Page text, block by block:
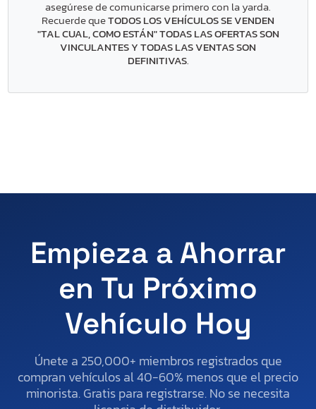
asegúrese de comunicarse primero con la yarda.
Recuerde queTODOS LOS VEHÍCULOS SE VENDEN
"TAL CUAL, COMO ESTÁN" TODAS LAS OFERTAS SON
VINCULANTES Y TODAS LAS VENTAS SON
DEFINITIVAS.
Empieza a Ahorrar
en Tu Próximo
Vehículo Hoy
Únete a 250,000+ miembros registrados que
compran vehículos al 40-60% menos que el precio
minorista. Gratis para registrarse. No se necesita